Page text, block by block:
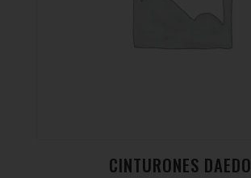
CINTURONES DAEDO